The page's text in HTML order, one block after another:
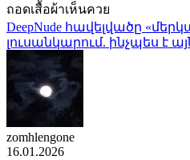
ถอดเสื้อผ้าเห็นควย
DeepNude հավելվածը
լուսանկարում. ինչպես է
zomhlengone
16.01.2026